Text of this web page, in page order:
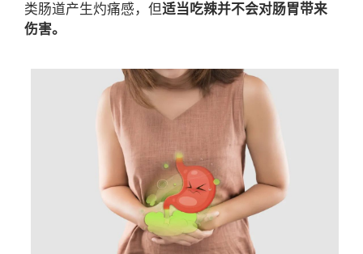
类肠道产生灼痛感，但适当吃辣并不会对肠胃带来
伤害。